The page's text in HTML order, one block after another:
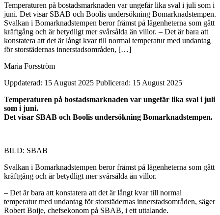
Temperaturen på bostadsmarknaden var ungefär lika sval i juli som i
juni. Det visar SBAB och Boolis undersökning Bomarknadstempen.
Svalkan i Bomarknadstempen beror främst på lägenheterna som gått
kräftgång och är betydligt mer svårsålda än villor. – Det är bara att
konstatera att det är långt kvar till normal temperatur med undantag
för storstädernas innerstadsområden, […]
Maria Forsström
Uppdaterad: 15 August 2025 Publicerad: 15 August 2025
Temperaturen på bostadsmarknaden var ungefär lika sval i juli
som i juni.
Det visar SBAB och Boolis undersökning Bomarknadstempen.
BILD: SBAB
Svalkan i Bomarknadstempen beror främst på lägenheterna som gått
kräftgång och är betydligt mer svårsålda än villor.
– Det är bara att konstatera att det är långt kvar till normal
temperatur med undantag för storstädernas innerstadsområden, säger
Robert Boije, chefsekonom på SBAB, i ett uttalande.